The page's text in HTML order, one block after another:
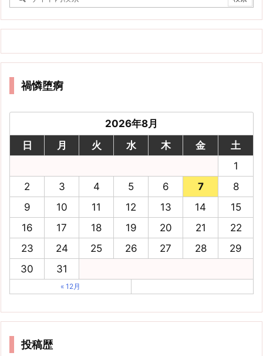
禍憐堕痾
2026年8月
日
月 火 水 木 金
土
1
2
3 4 5 6 7
8
9
10 11 12 13 14
15
16
17 18 19 20 21
22
23
24 25 26 27 28
29
30
31
« 12月
投稿歴